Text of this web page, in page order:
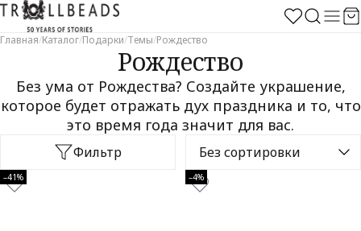
Главная/Каталог/Подарки/Темы/Рождество
Рождество
Без ума от Рождества? Создайте украшение,
которое будет отражать дух праздника и то, что
это время года значит для вас.
Фильтр
–41% –4%